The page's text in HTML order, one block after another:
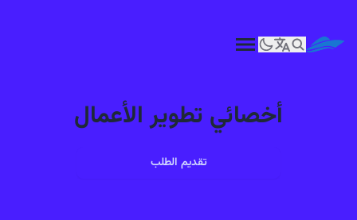
أخصائي تطوير الأعمال
تقديم الطلب